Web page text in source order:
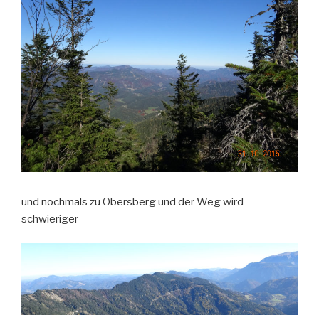
und nochmals zu Obersberg und der Weg wird
schwieriger